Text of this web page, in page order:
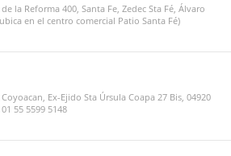
la Reforma 400, Santa Fe, Zedec Sta Fé, Álvaro
en el centro comercial Patio Santa Fé)
Ex-Ejido Sta Úrsula Coapa 27 Bis, 04920
55 5599 5148